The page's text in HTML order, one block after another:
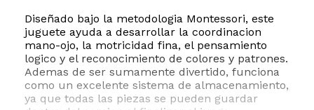
Diseñado bajo la metodologia Montessori, este
juguete ayuda a desarrollar la coordinacion
mano-ojo, la motricidad fina, el pensamiento
logico y el reconocimiento de colores y patrones.
Ademas de ser sumamente divertido, funciona
como un excelente sistema de almacenamiento,
ya que todas las piezas se pueden guardar